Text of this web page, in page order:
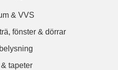
& VVS
fönster & dörrar
tapeter